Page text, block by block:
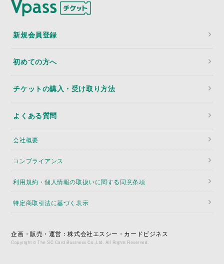
新規会員登録
初めての方へ
チケットの購入・受け取り方法
よくある質問
会社概要
コンプライアンス
利用規約・個人情報の取扱いに関する同意条項
特定商取引法に基づく表示
企画・販売・運営：株式会社エスシー・カードビジネス
Copyright © The SC Card Business Co.,Ltd. All Rights Reserved.